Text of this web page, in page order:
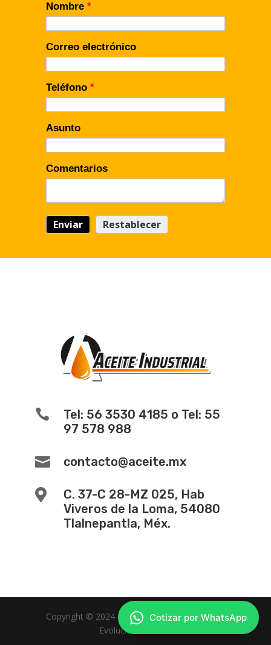
Nombre *
Correo electrónico
Teléfono *
Asunto
Comentarios

Tel: 56 3530 4185 o Tel: 55
97 578 988
 contacto@aceite.mx

C. 37-C 28-MZ 025, Hab
Viveros de la Loma, 54080
Tlalnepantla, Méx.
Copyright © 2024 -
Diseño de Paginas Web
Evolucion Web MX
Cotizar por WhatsApp